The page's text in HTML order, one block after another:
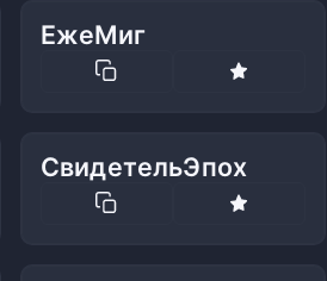
ЕжеМиг
СвидетельЭпох